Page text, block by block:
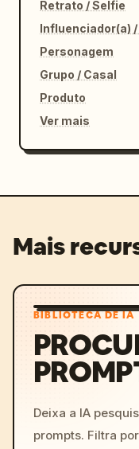
Retrato / Selfie
Influenciador(a) /
Personagem
Grupo / Casal
Produto
Ver mais
Mais
BIBLIOTECA DE IA
Deixa a IA
prompts. Filtra